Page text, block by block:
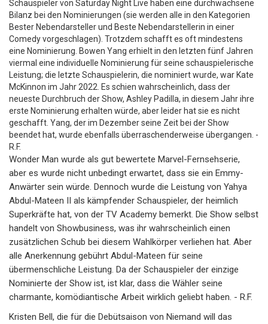
Schauspieler von Saturday Night Live haben eine durchwachsene
Bilanz bei den Nominierungen (sie werden alle in den Kategorien
Bester Nebendarsteller und Beste Nebendarstellerin in einer
Comedy vorgeschlagen). Trotzdem schafft es oft mindestens
eine Nominierung. Bowen Yang erhielt in den letzten fünf Jahren
viermal eine individuelle Nominierung für seine schauspielerische
Leistung; die letzte Schauspielerin, die nominiert wurde, war Kate
McKinnon im Jahr 2022. Es schien wahrscheinlich, dass der
neueste Durchbruch der Show, Ashley Padilla, in diesem Jahr ihre
erste Nominierung erhalten würde, aber leider hat sie es nicht
geschafft. Yang, der im Dezember seine Zeit bei der Show
beendet hat, wurde ebenfalls überraschenderweise übergangen. -
R.F.
Wonder Man wurde als gut bewertete Marvel-Fernsehserie,
aber es wurde nicht unbedingt erwartet, dass sie ein Emmy-
Anwärter sein würde. Dennoch wurde die Leistung von Yahya
Abdul-Mateen II als kämpfender Schauspieler, der heimlich
Superkräfte hat, von der TV Academy bemerkt. Die Show selbst
handelt von Showbusiness, was ihr wahrscheinlich einen
zusätzlichen Schub bei diesem Wahlkörper verliehen hat. Aber
alle Anerkennung gebührt Abdul-Mateen für seine
übermenschliche Leistung. Da der Schauspieler der einzige
Nominierte der Show ist, ist klar, dass die Wähler seine
charmante, komödiantische Arbeit wirklich geliebt haben. - R.F.
Kristen Bell, die für die Debütsaison von Niemand will das